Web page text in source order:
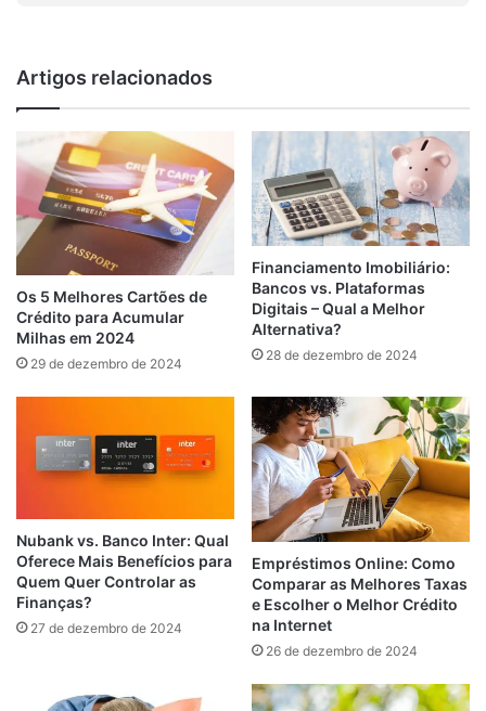
Artigos relacionados
Os 5 Melhores Cartões de
Crédito para Acumular
Milhas em 2024
29 de dezembro de 2024
Financiamento Imobiliário:
Bancos vs. Plataformas
Digitais – Qual a Melhor
Alternativa?
28 de dezembro de 2024
Nubank vs. Banco Inter: Qual
Oferece Mais Benefícios para
Quem Quer Controlar as
Finanças?
27 de dezembro de 2024
Empréstimos Online: Como
Comparar as Melhores Taxas
e Escolher o Melhor Crédito
na Internet
26 de dezembro de 2024